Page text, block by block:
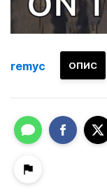
ОПИС
remyc